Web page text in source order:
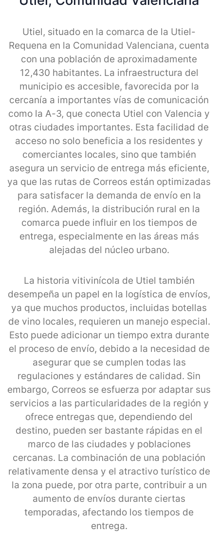
Utiel, situado en la comarca de la Utiel-
Requena en la Comunidad Valenciana, cuenta
con una población de aproximadamente
12,430 habitantes. La infraestructura del
municipio es accesible, favorecida por la
cercanía a importantes vías de comunicación
como la A-3, que conecta Utiel con Valencia y
otras ciudades importantes. Esta facilidad de
acceso no solo beneficia a los residentes y
comerciantes locales, sino que también
asegura un servicio de entrega más eficiente,
ya que las rutas de Correos están optimizadas
para satisfacer la demanda de envío en la
región. Además, la distribución rural en la
comarca puede influir en los tiempos de
entrega, especialmente en las áreas más
alejadas del núcleo urbano.
La historia vitivinícola de Utiel también
desempeña un papel en la logística de envíos,
ya que muchos productos, incluidas botellas
de vino locales, requieren un manejo especial.
Esto puede adicionar un tiempo extra durante
el proceso de envío, debido a la necesidad de
asegurar que se cumplen todas las
regulaciones y estándares de calidad. Sin
embargo, Correos se esfuerza por adaptar sus
servicios a las particularidades de la región y
ofrece entregas que, dependiendo del
destino, pueden ser bastante rápidas en el
marco de las ciudades y poblaciones
cercanas. La combinación de una población
relativamente densa y el atractivo turístico de
la zona puede, por otra parte, contribuir a un
aumento de envíos durante ciertas
temporadas, afectando los tiempos de
entrega.